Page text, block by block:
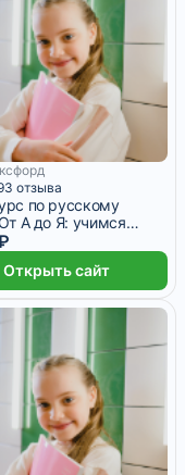
отзыва
по русскому
А до Я: учимся
Открыть сайт